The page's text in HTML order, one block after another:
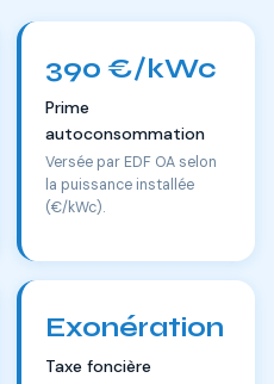
390 €/kWc
Prime
autoconsommation
Versée par EDF OA selon
la puissance installée
(€/kWc).
Exonération
Taxe foncière